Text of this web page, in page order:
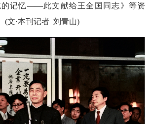
的记忆——此文献给王全国同志》等资
(文·本刊记者 刘青山)